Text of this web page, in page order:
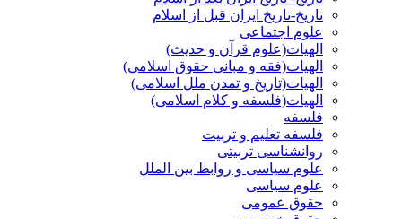
تاریخ-تاریخ ایران قبل از اسلام
علوم اجتماعی
الهیات(علوم قرآن و حدیث)
الهیات(فقه و مبانی حقوق اسلامی)
الهیات(تاریخ و تمدن ملل اسلامی)
الهیات(فلسفه و کلام اسلامی)
فلسفه
فلسفه تعلیم و تربیت
روانشناسی تربیتی
علوم سیاسی و روابط بین الملل
علوم سیاسی
حقوق عمومی